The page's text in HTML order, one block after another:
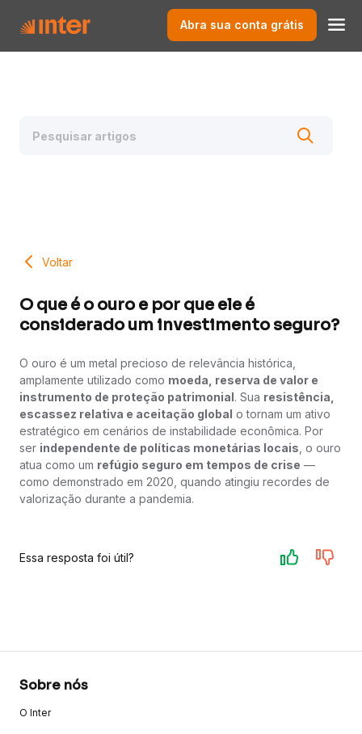
Abra sua conta grátis
Voltar
O que é o ouro e por que ele é
considerado um investimento seguro?
O ouro é um metal precioso de relevância histórica,
amplamente utilizado como moeda, reserva de valor e
instrumento de proteção patrimonial. Sua resistência,
escassez relativa e aceitação global o tornam um ativo
estratégico em cenários de instabilidade econômica. Por
ser independente de políticas monetárias locais , o ouro
atua como um refúgio seguro em tempos de crise —
como demonstrado em 2020, quando atingiu recordes de
valorização durante a pandemia.
Essa resposta foi útil?
Sobre nós
O Inter